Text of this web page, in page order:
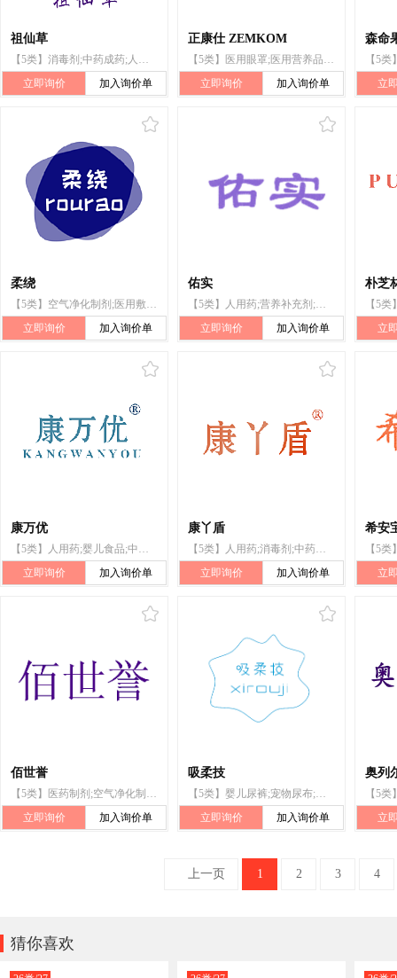
祖仙草
【5类】消毒剂;中药成药;人用药;营养补充剂;医用营养品;蜂胶膳食补充剂;净化剂;兽医用药;消毒纸巾;医用敷料
立即询价
加入询价单
正康仕 ZEMKOM
【5类】医用眼罩;医用营养品;消毒纸巾;蚊香;净化剂;隐形眼镜清洁剂;卫生消毒剂;人用药;医用酒精;维生素制剂
立即询价
加入询价单
森命
立
柔绕
【5类】空气净化制剂;医用敷料;医用营养品;婴儿尿裤;动物用膳食补充剂;杀虫剂;宠物尿布;卫生巾;贴剂;消毒纸巾
立即询价
加入询价单
佑实
【5类】人用药;营养补充剂;婴儿食品;婴儿奶粉;净化剂;兽医用药;杀虫剂;消毒纸巾;婴儿尿布;卫生巾
立即询价
加入询价单
朴芝
立
康万优
【5类】人用药;婴儿食品;中药成药;抗菌洗手液;消毒剂;消灭有害动物制剂;兽医用药;医用营养品;卫生巾;净化剂
立即询价
加入询价单
康丫盾
【5类】人用药;消毒剂;中药材;婴儿食品;医用营养品;净化剂;兽医用药;医用棉;婴儿尿布;消灭有害动物制剂
立即询价
加入询价单
希安
立
佰世誉
【5类】医药制剂;空气净化制剂;动物用洗涤剂(杀虫剂);消灭有害动物制剂;医用敷料;牙用研磨剂;宠物尿布;医用洗浴制剂;婴儿配方奶粉
立即询价
加入询价单
吸柔技
【5类】婴儿尿裤;宠物尿布;卫生巾;蚊香;兽医用药;牙填料;净化剂;补药;婴儿食品;人用药
立即询价
加入询价单
奥列
立
上一页 1 2 3 4
猜你喜欢